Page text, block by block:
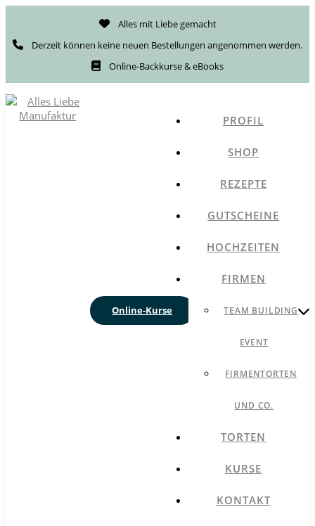
Alles mit Liebe gemacht
Derzeit können keine neuen Bestellungen angenommen werden.
Online-Backkurse & eBooks
Online-Kurse
PROFIL
SHOP
REZEPTE
GUTSCHEINE
HOCHZEITEN
FIRMEN
TEAM BUILDING
EVENT
FIRMENTORTEN
UND CO.
TORTEN
KURSE
KONTAKT